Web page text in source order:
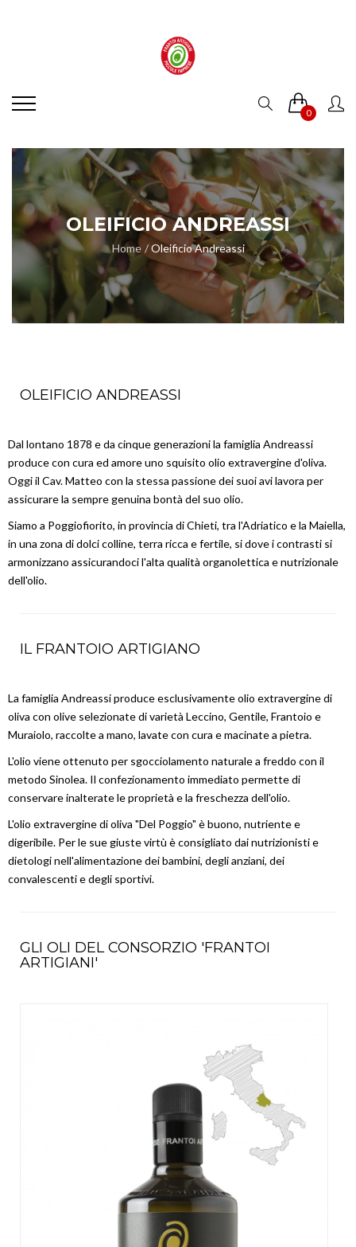
0
OLEIFICIO ANDREASSI
Home Oleificio Andreassi
OLEIFICIO ANDREASSI
Dal lontano 1878 e da cinque generazioni la famiglia Andreassi
produce con cura ed amore uno squisito olio extravergine d'oliva.
Oggi il Cav. Matteo con la stessa passione dei suoi avi lavora per
assicurare la sempre genuina bontà del suo olio.
Siamo a Poggiofiorito, in provincia di Chieti, tra l'Adriatico e la Maiella,
in una zona di dolci colline, terra ricca e fertile, si dove i contrasti si
armonizzano assicurandoci l'alta qualità organolettica e nutrizionale
dell'olio.
IL FRANTOIO ARTIGIANO
La famiglia Andreassi produce esclusivamente olio extravergine di
oliva con olive selezionate di varietà Leccino, Gentile, Frantoio e
Muraiolo, raccolte a mano, lavate con cura e macinate a pietra.
L'olio viene ottenuto per sgocciolamento naturale a freddo con il
metodo Sinolea. Il confezionamento immediato permette di
conservare inalterate le proprietà e la freschezza dell'olio.
L'olio extravergine di oliva "Del Poggio" è buono, nutriente e
digeribile. Per le sue giuste virtù è consigliato dai nutrizionisti e
dietologi nell'alimentazione dei bambini, degli anziani, dei
convalescenti e degli sportivi.
GLI OLI DEL CONSORZIO 'FRANTOI
ARTIGIANI'